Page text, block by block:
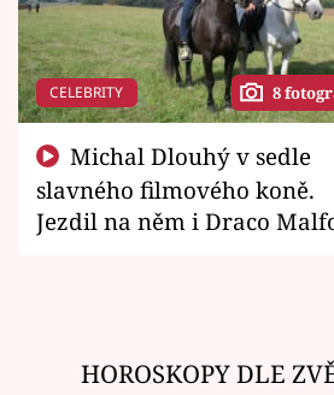
CELEBRITY 8
slavného filmového koně.
Jezdil na něm i Draco
HOROSKOPY DLE